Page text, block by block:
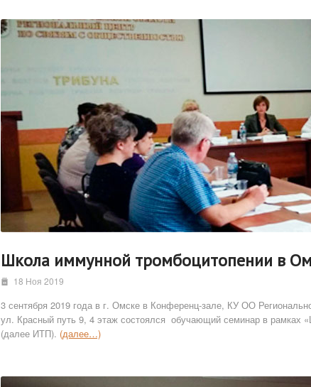
Школа иммунной тромбоцитопении в
i 18 Ноя 2019
3 сентября 2019 года в г. Омске в Конференц-зале, КУ ОО
ул. Красный путь 9, 4 этаж состоялся обучающий семинар в рамках
(далее ИТП). (далее…)